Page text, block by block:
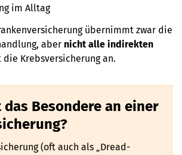
im Alltag
übernimmt zwar die
aber nicht alle indirekten
die Krebsversicherung an.
das Besondere an einer
(oft auch als „Dread-